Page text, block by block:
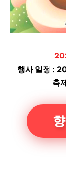
행사 일정 :
축